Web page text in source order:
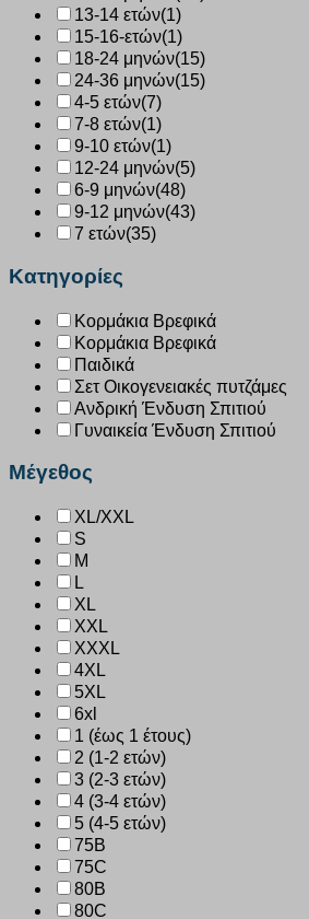
13-14 ετών(1)
15-16-ετών(1)
18-24 μηνών(15)
24-36 μηνών(15)
4-5 ετών(7)
7-8 ετών(1)
9-10 ετών(1)
12-24 μηνών(5)
6-9 μηνών(48)
9-12 μηνών(43)
7 ετών(35)
Κατηγορίες
Κορμάκια Βρεφικά
Κορμάκια Βρεφικά
Παιδικά
Σετ Οικογενειακές πυτζάμες
Ανδρική Ένδυση Σπιτιού
Γυναικεία Ένδυση Σπιτιού
Μέγεθος
XL/XXL
S
M
L
XL
XXL
XXXL
4XL
5XL
6xl
1 (έως 1 έτους)
2 (1-2 ετών)
3 (2-3 ετών)
4 (3-4 ετών)
5 (4-5 ετών)
75B
75C
80B
80C